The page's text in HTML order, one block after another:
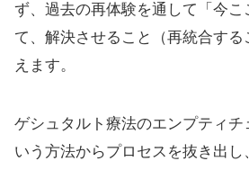
ず、過去の再体験を通して「今
て、解決させること（再統合す
えます。
ゲシュタルト療法のエンプティチ
いう方法からプロセスを抜き出し